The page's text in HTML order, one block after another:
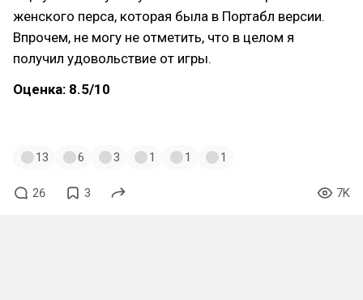
женского перса, которая была в Портабл версии.
Впрочем, не могу не отметить, что в целом я
получил удовольствие от игры.
Оценка: 8.5/10
13 6 3 1 1 1
26 3 7K